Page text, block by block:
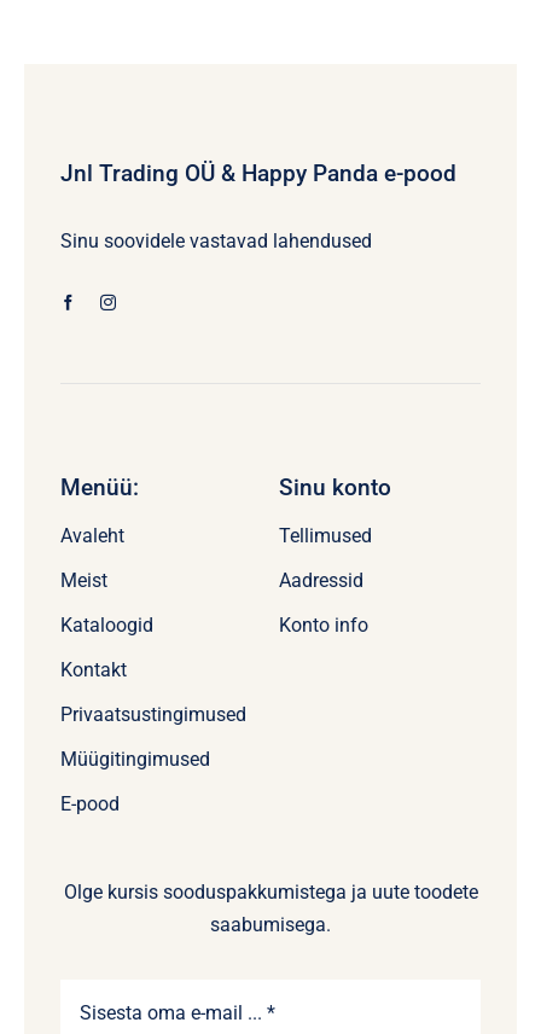
Jnl Trading OÜ & Happy Panda e-pood
Sinu soovidele vastavad lahendused
Menüü:
Avaleht
Meist
Kataloogid
Kontakt
Privaatsustingimused
Müügitingimused
E-pood
Sinu konto
Tellimused
Aadressid
Konto info
Olge kursis sooduspakkumistega ja uute toodete
saabumisega.